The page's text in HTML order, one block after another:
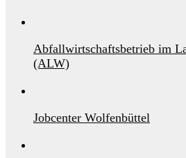
Abfallwirtschaftsbetrieb im
(ALW)
Jobcenter Wolfenbüttel